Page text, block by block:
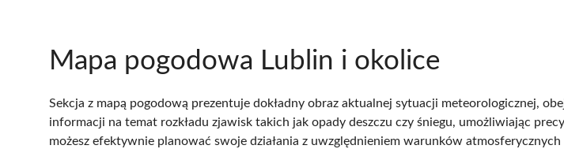
Mapa pogodowa Lublin i okolice
Sekcja z mapą pogodową prezentuje dokładny obraz aktualnej sytuacji meteorologicznej,
informacji na temat rozkładu zjawisk takich jak opady deszczu czy śniegu, umożliwiając
możesz efektywnie planować swoje działania z uwzględnieniem warunków